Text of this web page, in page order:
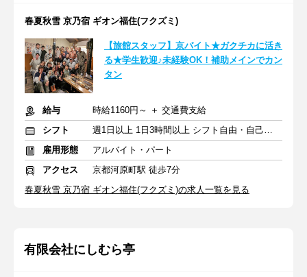
春夏秋雪 京乃宿 ギオン福住(フクズミ)
【旅館スタッフ】京バイト★ガクチカに活き
る★学生歓迎♪未経験OK！補助メインでカン
タン
給与
時給1160円～ ＋ 交通費支給
シフト
週1日以上 1日3時間以上 シフト自由・自己申告
雇用形態
アルバイト・パート
アクセス
京都河原町駅 徒歩7分
春夏秋雪 京乃宿 ギオン福住(フクズミ)の求人一覧を見る
有限会社にしむら亭